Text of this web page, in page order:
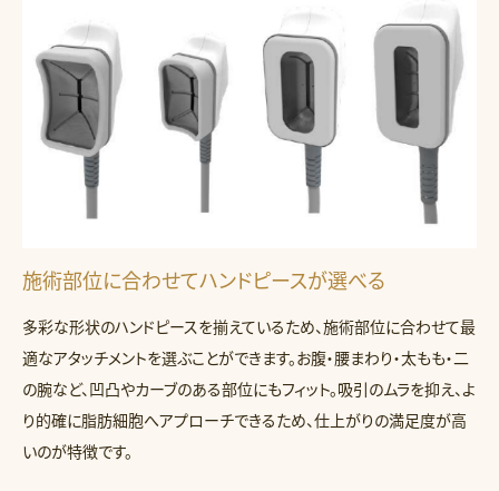
施術部位に合わせてハンドピースが選べる
多彩な形状のハンドピースを揃えているため、施術部位に合わせて最
適なアタッチメントを選ぶことができます。お腹・腰まわり・太もも・二
の腕など、凹凸やカーブのある部位にもフィット。吸引のムラを抑え、よ
り的確に脂肪細胞へアプローチできるため、仕上がりの満足度が高
いのが特徴です。